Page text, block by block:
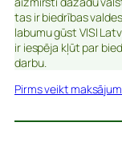
tas ir biedrības
labumu gūst VISI
ir iespēja kļūt par
darbu.
Pirms veikt